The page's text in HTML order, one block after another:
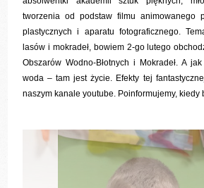
tworzenia od podstaw filmu animowanego
plastycznych i aparatu fotograficznego.
lasów i mokradeł, bowiem 2-go lutego
Obszarów Wodno-Błotnych i Mokradeł. A
woda – tam jest życie. Efekty tej
naszym kanale youtube. Poinformujemy, kiedy